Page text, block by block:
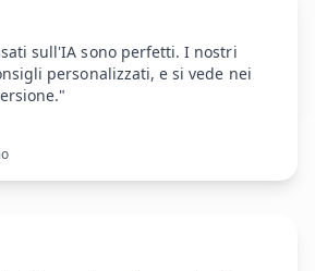
sull'IA sono perfetti. I nostri
personalizzati, e si vede nei